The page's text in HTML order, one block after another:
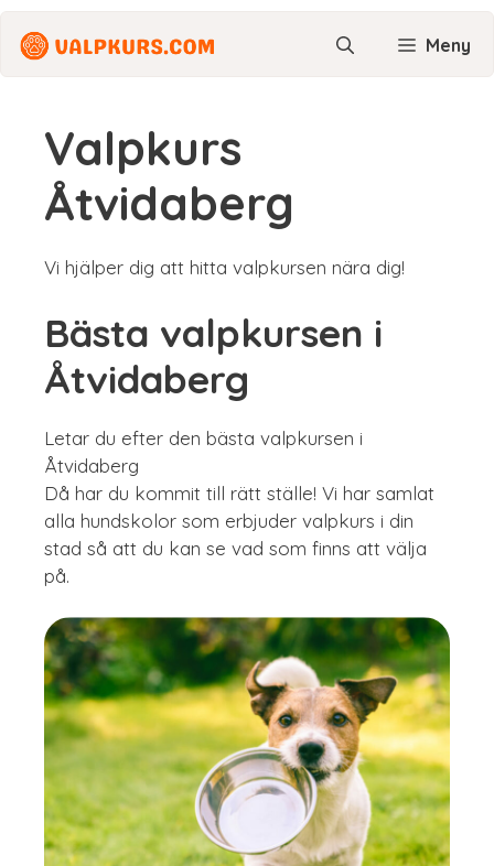
Hoppa
innehåll
Meny
Valpkurs
Åtvidaberg
Vi hjälper dig att hitta valpkursen nära dig!
Bästa valpkursen i
Åtvidaberg
Letar du efter den bästa valpkursen i
Åtvidaberg
Då har du kommit till rätt ställe! Vi har samlat
alla hundskolor som erbjuder valpkurs i din
stad så att du kan se vad som finns att välja
på.